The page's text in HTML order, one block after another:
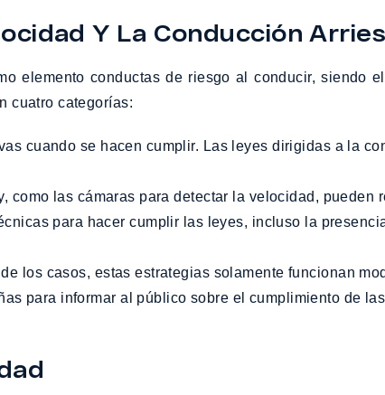
Y La Conducción
elemento conductas de riesgo al conducir, siendo
cuatro categorías:
para hacer cumplir las leyes, incluso la
los casos, estas estrategias solamente funcionan